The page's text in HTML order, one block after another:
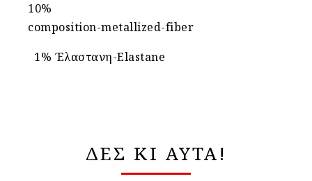
10%
composition-metallized-fiber
1% Έλαστανη-Elastane
ΔΕΣ ΚΙ ΑΥΤΑ!